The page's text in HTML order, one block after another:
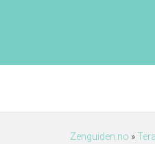
Zenguiden.no »